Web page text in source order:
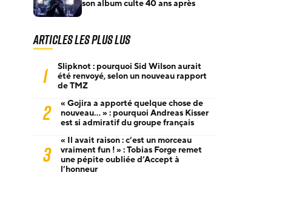
son album culte 40 ans après
Articles les plus lus
1
Slipknot : pourquoi Sid Wilson aurait
été renvoyé, selon un nouveau rapport
de TMZ
2
« Gojira a apporté quelque chose de
nouveau… » : pourquoi Andreas Kisser
est si admiratif du groupe français
3
« Il avait raison : c’est un morceau
vraiment fun ! » : Tobias Forge remet
une pépite oubliée d’Accept à
l’honneur